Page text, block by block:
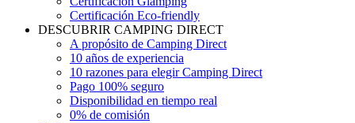
Certificación Eco-friendly
DESCUBRIR CAMPING DIRECT
A propósito de Camping Direct
10 años de experiencia
10 razones para elegir Camping Direct
Pago 100% seguro
Disponibilidad en tiempo real
0% de comisión